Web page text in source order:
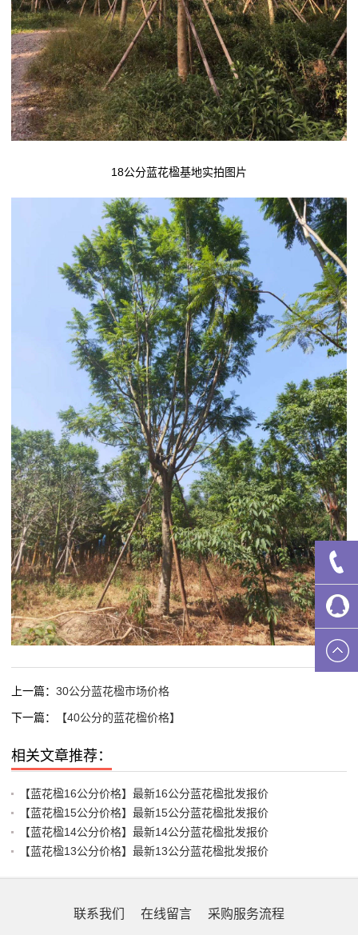
18公分蓝花楹基地实拍图片
上一篇： 30公分蓝花楹市场价格
下一篇： 【40公分的蓝花楹价格】
相关文章推荐：
【蓝花楹16公分价格】最新16公分蓝花楹批发报价
【蓝花楹15公分价格】最新15公分蓝花楹批发报价
【蓝花楹14公分价格】最新14公分蓝花楹批发报价
【蓝花楹13公分价格】最新13公分蓝花楹批发报价
联系我们 在线留言 采购服务流程